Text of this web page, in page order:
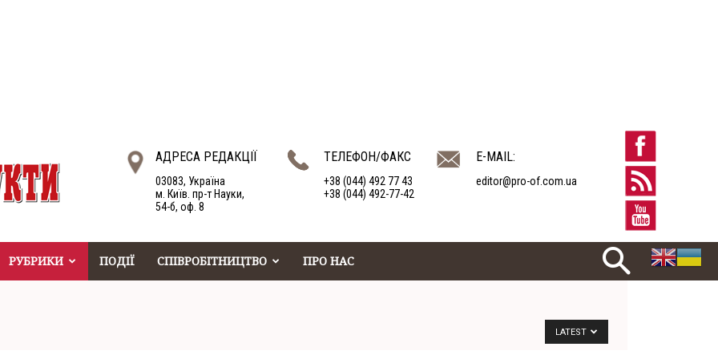
АДРЕСА РЕДАКЦІЇ
03083, Україна
м. Київ. пр-т Науки,
54-б, оф. 8
ТЕЛЕФОН/ФАКС
+38 (044) 492 77 43
+38 (044) 492-77-42
E-MAIL:
editor@pro-of.com.ua
РУБРИКИ ПОДІЇ СПІВРОБІТНИЦТВО ПРО НАС
LATEST